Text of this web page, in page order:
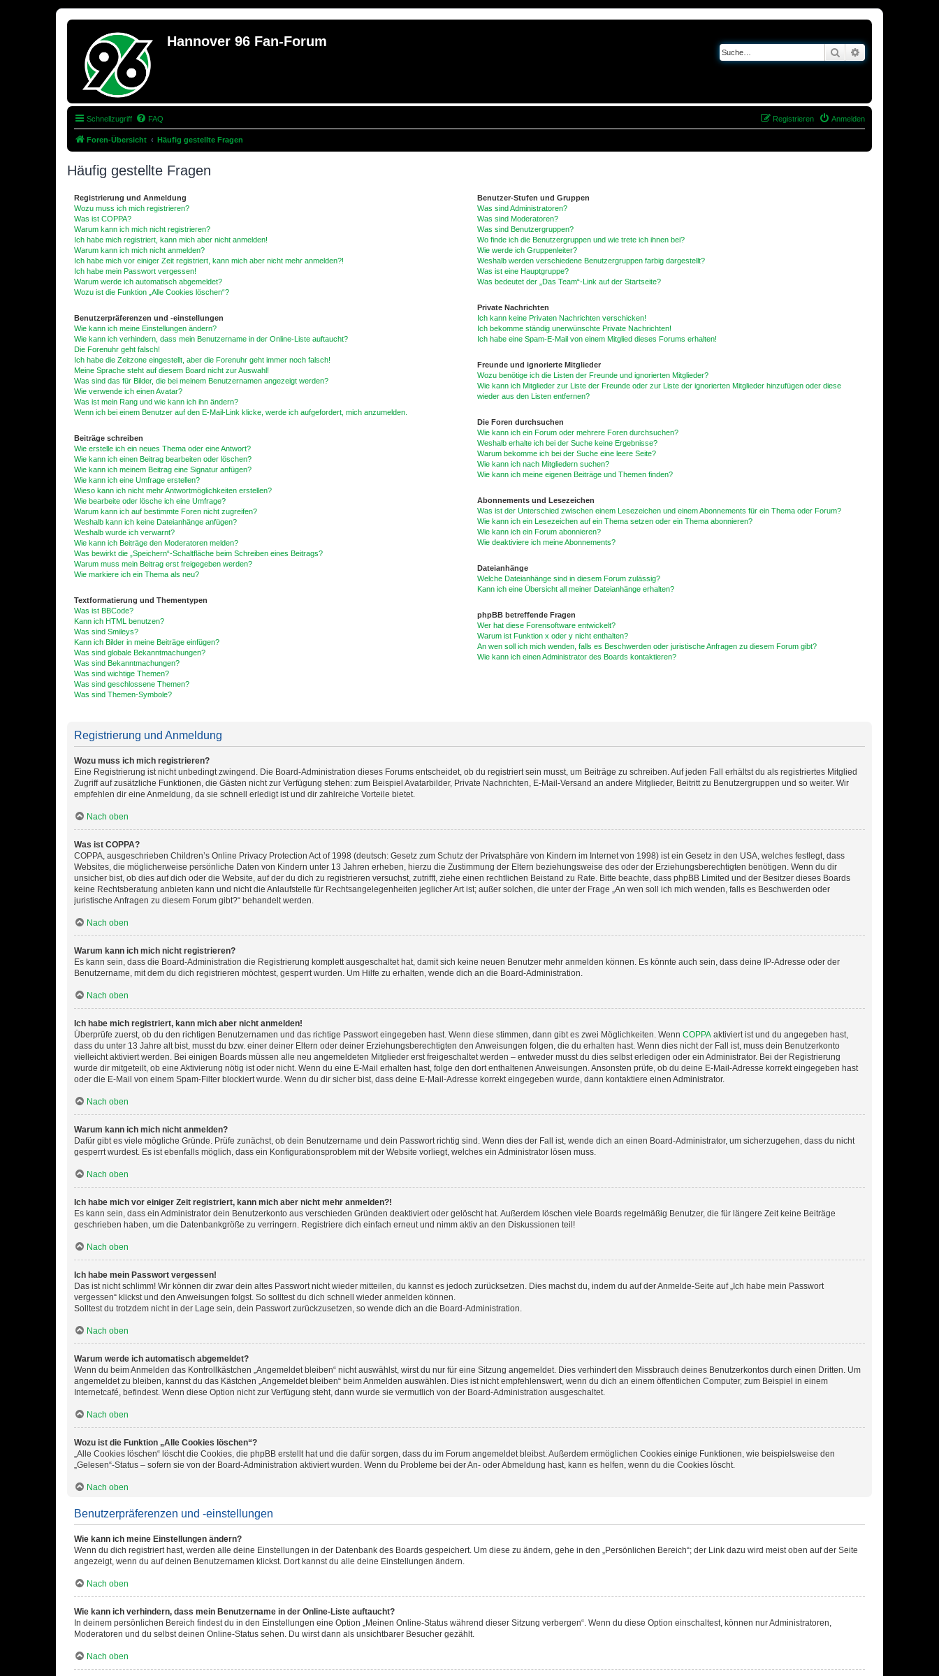
Hannover 96 Fan-Forum
Suche
Schnellzugriff FAQ Anmelden
Registrieren
Foren-Übersicht Häufig gestellte Fragen
Häufig gestellte Fragen
Registrierung und Anmeldung
Wozu muss ich mich registrieren?
Was ist COPPA?
Warum kann ich mich nicht registrieren?
Ich habe mich registriert, kann mich aber nicht anmelden!
Warum kann ich mich nicht anmelden?
Ich habe mich vor einiger Zeit registriert, kann mich aber nicht mehr anmelden?!
Ich habe mein Passwort vergessen!
Warum werde ich automatisch abgemeldet?
Wozu ist die Funktion „Alle Cookies löschen“?
Benutzerpräferenzen und -einstellungen
Wie kann ich meine Einstellungen ändern?
Wie kann ich verhindern, dass mein Benutzername in der Online-Liste auftaucht?
Die Forenuhr geht falsch!
Ich habe die Zeitzone eingestellt, aber die Forenuhr geht immer noch falsch!
Meine Sprache steht auf diesem Board nicht zur Auswahl!
Was sind das für Bilder, die bei meinem Benutzernamen angezeigt werden?
Wie verwende ich einen Avatar?
Was ist mein Rang und wie kann ich ihn ändern?
Wenn ich bei einem Benutzer auf den E-Mail-Link klicke, werde ich aufgefordert, mich anzumelden.
Beiträge schreiben
Wie erstelle ich ein neues Thema oder eine Antwort?
Wie kann ich einen Beitrag bearbeiten oder löschen?
Wie kann ich meinem Beitrag eine Signatur anfügen?
Wie kann ich eine Umfrage erstellen?
Wieso kann ich nicht mehr Antwortmöglichkeiten erstellen?
Wie bearbeite oder lösche ich eine Umfrage?
Warum kann ich auf bestimmte Foren nicht zugreifen?
Weshalb kann ich keine Dateianhänge anfügen?
Weshalb wurde ich verwarnt?
Wie kann ich Beiträge den Moderatoren melden?
Was bewirkt die „Speichern“-Schaltfläche beim Schreiben eines Beitrags?
Warum muss mein Beitrag erst freigegeben werden?
Wie markiere ich ein Thema als neu?
Textformatierung und Thementypen
Was ist BBCode?
Kann ich HTML benutzen?
Was sind Smileys?
Kann ich Bilder in meine Beiträge einfügen?
Was sind globale Bekanntmachungen?
Was sind Bekanntmachungen?
Was sind wichtige Themen?
Was sind geschlossene Themen?
Was sind Themen-Symbole?
Benutzer-Stufen und Gruppen
Was sind Administratoren?
Was sind Moderatoren?
Was sind Benutzergruppen?
Wo finde ich die Benutzergruppen und wie trete ich ihnen bei?
Wie werde ich Gruppenleiter?
Weshalb werden verschiedene Benutzergruppen farbig dargestellt?
Was ist eine Hauptgruppe?
Was bedeutet der „Das Team“-Link auf der Startseite?
Private Nachrichten
Ich kann keine Privaten Nachrichten verschicken!
Ich bekomme ständig unerwünschte Private Nachrichten!
Ich habe eine Spam-E-Mail von einem Mitglied dieses Forums erhalten!
Freunde und ignorierte Mitglieder
Wozu benötige ich die Listen der Freunde und ignorierten Mitglieder?
Wie kann ich Mitglieder zur Liste der Freunde oder zur Liste der ignorierten Mitglieder hinzufügen oder diese
wieder aus den Listen entfernen?
Die Foren durchsuchen
Wie kann ich ein Forum oder mehrere Foren durchsuchen?
Weshalb erhalte ich bei der Suche keine Ergebnisse?
Warum bekomme ich bei der Suche eine leere Seite?
Wie kann ich nach Mitgliedern suchen?
Wie kann ich meine eigenen Beiträge und Themen finden?
Abonnements und Lesezeichen
Was ist der Unterschied zwischen einem Lesezeichen und einem Abonnements für ein Thema oder Forum?
Wie kann ich ein Lesezeichen auf ein Thema setzen oder ein Thema abonnieren?
Wie kann ich ein Forum abonnieren?
Wie deaktiviere ich meine Abonnements?
Dateianhänge
Welche Dateianhänge sind in diesem Forum zulässig?
Kann ich eine Übersicht all meiner Dateianhänge erhalten?
phpBB betreffende Fragen
Wer hat diese Forensoftware entwickelt?
Warum ist Funktion x oder y nicht enthalten?
An wen soll ich mich wenden, falls es Beschwerden oder juristische Anfragen zu diesem Forum gibt?
Wie kann ich einen Administrator des Boards kontaktieren?
Registrierung und Anmeldung
Wozu muss ich mich registrieren?
Eine Registrierung ist nicht unbedingt zwingend. Die Board-Administration dieses Forums entscheidet, ob du registriert sein musst, um Beiträge zu schreiben. Auf jeden Fall erhältst du als registriertes Mitglied
Zugriff auf zusätzliche Funktionen, die Gästen nicht zur Verfügung stehen: zum Beispiel Avatarbilder, Private Nachrichten, E-Mail-Versand an andere Mitglieder, Beitritt zu Benutzergruppen und so weiter. Wir
empfehlen dir eine Anmeldung, da sie schnell erledigt ist und dir zahlreiche Vorteile bietet.
Nach oben
Was ist COPPA?
COPPA, ausgeschrieben Children’s Online Privacy Protection Act of 1998 (deutsch: Gesetz zum Schutz der Privatsphäre von Kindern im Internet von 1998) ist ein Gesetz in den USA, welches festlegt, dass
Websites, die möglicherweise persönliche Daten von Kindern unter 13 Jahren erheben, hierzu die Zustimmung der Eltern beziehungsweise des oder der Erziehungsberechtigten benötigen. Wenn du dir
unsicher bist, ob dies auf dich oder die Website, auf der du dich zu registrieren versuchst, zutrifft, ziehe einen rechtlichen Beistand zu Rate. Bitte beachte, dass phpBB Limited und der Besitzer dieses Boards
keine Rechtsberatung anbieten kann und nicht die Anlaufstelle für Rechtsangelegenheiten jeglicher Art ist; außer solchen, die unter der Frage „An wen soll ich mich wenden, falls es Beschwerden oder
juristische Anfragen zu diesem Forum gibt?“ behandelt werden.
Nach oben
Warum kann ich mich nicht registrieren?
Es kann sein, dass die Board-Administration die Registrierung komplett ausgeschaltet hat, damit sich keine neuen Benutzer mehr anmelden können. Es könnte auch sein, dass deine IP-Adresse oder der
Benutzername, mit dem du dich registrieren möchtest, gesperrt wurden. Um Hilfe zu erhalten, wende dich an die Board-Administration.
Nach oben
Ich habe mich registriert, kann mich aber nicht anmelden!
Überprüfe zuerst, ob du den richtigen Benutzernamen und das richtige Passwort eingegeben hast. Wenn diese stimmen, dann gibt es zwei Möglichkeiten. Wenn COPPA aktiviert ist und du angegeben hast,
dass du unter 13 Jahre alt bist, musst du bzw. einer deiner Eltern oder deiner Erziehungsberechtigten den Anweisungen folgen, die du erhalten hast. Wenn dies nicht der Fall ist, muss dein Benutzerkonto
vielleicht aktiviert werden. Bei einigen Boards müssen alle neu angemeldeten Mitglieder erst freigeschaltet werden – entweder musst du dies selbst erledigen oder ein Administrator. Bei der Registrierung
wurde dir mitgeteilt, ob eine Aktivierung nötig ist oder nicht. Wenn du eine E-Mail erhalten hast, folge den dort enthaltenen Anweisungen. Ansonsten prüfe, ob du deine E-Mail-Adresse korrekt eingegeben hast
oder die E-Mail von einem Spam-Filter blockiert wurde. Wenn du dir sicher bist, dass deine E-Mail-Adresse korrekt eingegeben wurde, dann kontaktiere einen Administrator.
Nach oben
Warum kann ich mich nicht anmelden?
Dafür gibt es viele mögliche Gründe. Prüfe zunächst, ob dein Benutzername und dein Passwort richtig sind. Wenn dies der Fall ist, wende dich an einen Board-Administrator, um sicherzugehen, dass du nicht
gesperrt wurdest. Es ist ebenfalls möglich, dass ein Konfigurationsproblem mit der Website vorliegt, welches ein Administrator lösen muss.
Nach oben
Ich habe mich vor einiger Zeit registriert, kann mich aber nicht mehr anmelden?!
Es kann sein, dass ein Administrator dein Benutzerkonto aus verschieden Gründen deaktiviert oder gelöscht hat. Außerdem löschen viele Boards regelmäßig Benutzer, die für längere Zeit keine Beiträge
geschrieben haben, um die Datenbankgröße zu verringern. Registriere dich einfach erneut und nimm aktiv an den Diskussionen teil!
Nach oben
Ich habe mein Passwort vergessen!
Das ist nicht schlimm! Wir können dir zwar dein altes Passwort nicht wieder mitteilen, du kannst es jedoch zurücksetzen. Dies machst du, indem du auf der Anmelde-Seite auf „Ich habe mein Passwort
vergessen“ klickst und den Anweisungen folgst. So solltest du dich schnell wieder anmelden können.
Solltest du trotzdem nicht in der Lage sein, dein Passwort zurückzusetzen, so wende dich an die Board-Administration.
Nach oben
Warum werde ich automatisch abgemeldet?
Wenn du beim Anmelden das Kontrollkästchen „Angemeldet bleiben“ nicht auswählst, wirst du nur für eine Sitzung angemeldet. Dies verhindert den Missbrauch deines Benutzerkontos durch einen Dritten. Um
angemeldet zu bleiben, kannst du das Kästchen „Angemeldet bleiben“ beim Anmelden auswählen. Dies ist nicht empfehlenswert, wenn du dich an einem öffentlichen Computer, zum Beispiel in einem
Internetcafé, befindest. Wenn diese Option nicht zur Verfügung steht, dann wurde sie vermutlich von der Board-Administration ausgeschaltet.
Nach oben
Wozu ist die Funktion „Alle Cookies löschen“?
„Alle Cookies löschen“ löscht die Cookies, die phpBB erstellt hat und die dafür sorgen, dass du im Forum angemeldet bleibst. Außerdem ermöglichen Cookies einige Funktionen, wie beispielsweise den
„Gelesen“-Status – sofern sie von der Board-Administration aktiviert wurden. Wenn du Probleme bei der An- oder Abmeldung hast, kann es helfen, wenn du die Cookies löscht.
Nach oben
Benutzerpräferenzen und -einstellungen
Wie kann ich meine Einstellungen ändern?
Wenn du dich registriert hast, werden alle deine Einstellungen in der Datenbank des Boards gespeichert. Um diese zu ändern, gehe in den „Persönlichen Bereich“; der Link dazu wird meist oben auf der Seite
angezeigt, wenn du auf deinen Benutzernamen klickst. Dort kannst du alle deine Einstellungen ändern.
Nach oben
Wie kann ich verhindern, dass mein Benutzername in der Online-Liste auftaucht?
In deinem persönlichen Bereich findest du in den Einstellungen eine Option „Meinen Online-Status während dieser Sitzung verbergen“. Wenn du diese Option einschaltest, können nur Administratoren,
Moderatoren und du selbst deinen Online-Status sehen. Du wirst dann als unsichtbarer Besucher gezählt.
Nach oben